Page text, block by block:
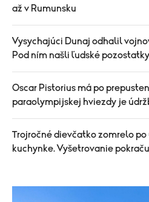
až v Rumunsku
Vysychajúci Dunaj odhalil
Pod ním našli ľudské pozostatky
Oscar Pistorius má po
paraolympijskej hviezdy je
Trojročné dievčatko zomrelo
kuchynke. Vyšetrovanie